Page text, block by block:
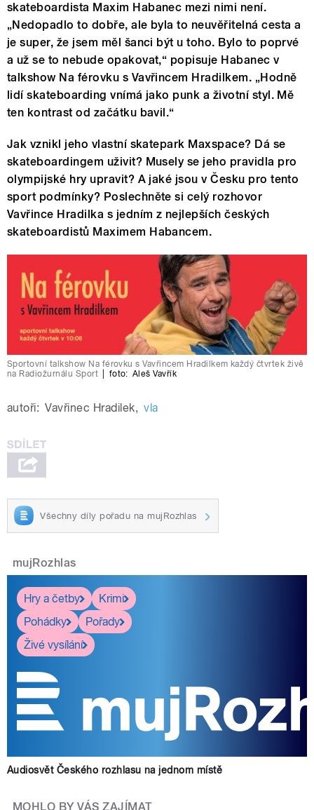
skateboardista Maxim Habanec mezi nimi není.
„Nedopadlo to dobře, ale byla to neuvěřitelná cesta a
je super, že jsem měl šanci být u toho. Bylo to poprvé
a už se to nebude opakovat,“ popisuje Habanec v
talkshow Na férovku s Vavřincem Hradilkem. „Hodně
lidí skateboarding vnímá jako punk a životní styl. Mě
ten kontrast od začátku bavil.“
Jak vznikl jeho vlastní skatepark Maxspace? Dá se
skateboardingem uživit? Musely se jeho pravidla pro
olympijské hry upravit? A jaké jsou v Česku pro tento
sport podmínky? Poslechněte si celý rozhovor
Vavřince Hradilka s jedním z nejlepších českých
skateboardistů Maximem Habancem.
Sportovní talkshow Na férovku s Vavřincem Hradilkem každý čtvrtek živě
na Radiožurnálu Sport
foto: Aleš Vavřík
autoři: Vavřinec Hradilek, vla
Všechny díly pořadu na mujRozhlas
mujRozhlas
Hry a četby
Krimi
Pohádky
Pořady
Živé vysílání
Audiosvět Českého rozhlasu na jednom místě
MOHLO BY VÁS ZAJÍMAT